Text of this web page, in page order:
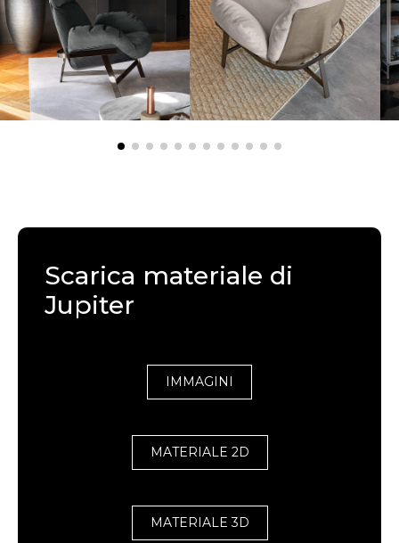
Scarica materiale di
Jupiter
IMMAGINI
MATERIALE 2D
MATERIALE 3D